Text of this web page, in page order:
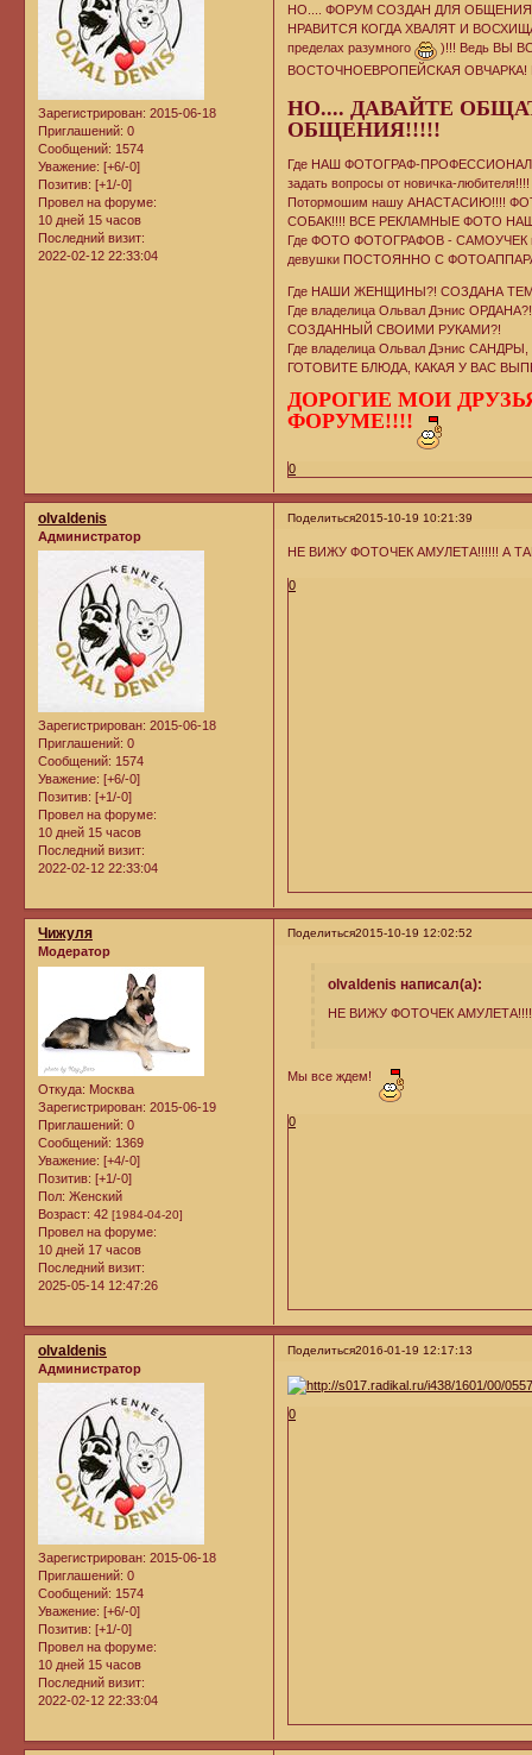
Зарегистрирован: 2015-06-18
Приглашений: 0
Сообщений: 1574
Уважение: [+6/-0]
Позитив: [+1/-0]
Провел на форуме:
10 дней 15 часов
Последний визит:
2022-02-12 22:33:04
НО.... ФОРУМ СОЗДАН ДЛЯ
НРАВИТСЯ КОГДА ХВАЛЯТ И
пределах разумного
)!!! Ведь ВЫ
ВОСТОЧНОЕВРОПЕЙСКАЯ ОВЧАРКА!
НО.... ДАВАЙТЕ
ОБЩЕНИЯ!!!!!
Где НАШ ФОТОГРАФ-ПРОФЕССИОНАЛ -
задать вопросы от новичка-любителя!!!!
Потормошим нашу АНАСТАСИЮ!!!!
СОБАК!!!! ВСЕ РЕКЛАМНЫЕ ФОТО
Где ФОТО ФОТОГРАФОВ - САМОУЧЕК
девушки ПОСТОЯННО С
Где НАШИ ЖЕНЩИНЫ?! СОЗДАНА
Где владелица Ольвал Дэнис
СОЗДАННЫЙ СВОИМИ РУКАМИ?!
Где владелица Ольвал Дэнис
ГОТОВИТЕ БЛЮДА, КАКАЯ У ВАС
ДОРОГИЕ МОИ
ФОРУМЕ!!!!
0
Поделиться2015-10-19 10:21:39
olvaldenis
Администратор
Зарегистрирован: 2015-06-18
Приглашений: 0
Сообщений: 1574
Уважение: [+6/-0]
Позитив: [+1/-0]
Провел на форуме:
10 дней 15 часов
Последний визит:
2022-02-12 22:33:04
НЕ ВИЖУ ФОТОЧЕК АМУЛЕТА!!!!!! А
0
Поделиться2015-10-19 12:02:52
Чижуля
Модератор
Откуда: Москва
Зарегистрирован: 2015-06-19
Приглашений: 0
Сообщений: 1369
Уважение: [+4/-0]
Позитив: [+1/-0]
Пол: Женский
Возраст: 42 [1984-04-20]
Провел на форуме:
10 дней 17 часов
Последний визит:
2025-05-14 12:47:26
olvaldenis написал(а):
НЕ ВИЖУ ФОТОЧЕК
Мы все ждем!
0
Поделиться2016-01-19 12:17:13
olvaldenis
Администратор
Зарегистрирован: 2015-06-18
Приглашений: 0
Сообщений: 1574
Уважение: [+6/-0]
Позитив: [+1/-0]
Провел на форуме:
10 дней 15 часов
Последний визит:
2022-02-12 22:33:04
0